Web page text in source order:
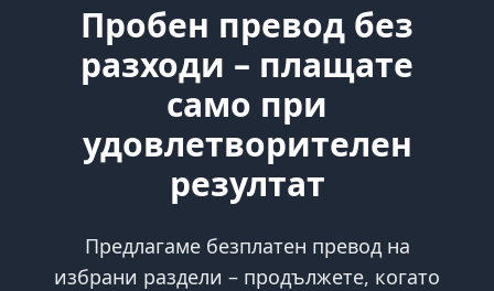
Пробен превод без
разходи – плащате
само при
удовлетворителен
резултат
Предлагаме безплатен превод на
избрани раздели – продължете, когато